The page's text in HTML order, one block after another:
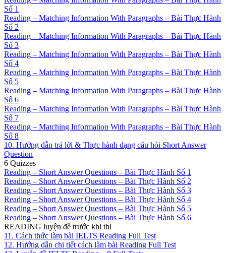
Số 1
Reading – Matching Information With Paragraphs – Bài Thực Hành
Số 2
Reading – Matching Information With Paragraphs – Bài Thực Hành
Số 3
Reading – Matching Information With Paragraphs – Bài Thực Hành
Số 4
Reading – Matching Information With Paragraphs – Bài Thực Hành
Số 5
Reading – Matching Information With Paragraphs – Bài Thực Hành
Số 6
Reading – Matching Information With Paragraphs – Bài Thực Hành
Số 7
Reading – Matching Information With Paragraphs – Bài Thực Hành
Số 8
10. Hướng dẫn trả lời & Thực hành dạng câu hỏi Short Answer
Question
6 Quizzes
Reading – Short Answer Questions – Bài Thực Hành Số 1
Reading – Short Answer Questions – Bài Thực Hành Số 2
Reading – Short Answer Questions – Bài Thực Hành Số 3
Reading – Short Answer Questions – Bài Thực Hành Số 4
Reading – Short Answer Questions – Bài Thực Hành Số 5
Reading – Short Answer Questions – Bài Thực Hành Số 6
READING luyện đề trước khi thi
11. Cách thức làm bài IELTS Reading Full Test
12. Hướng dẫn chi tiết cách làm bài Reading Full Test